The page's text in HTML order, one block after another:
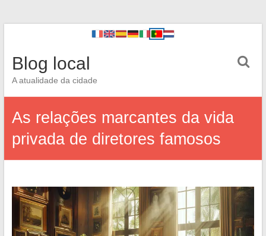
Blog local
A atualidade da cidade
As relações marcantes da vida
privada de diretores famosos